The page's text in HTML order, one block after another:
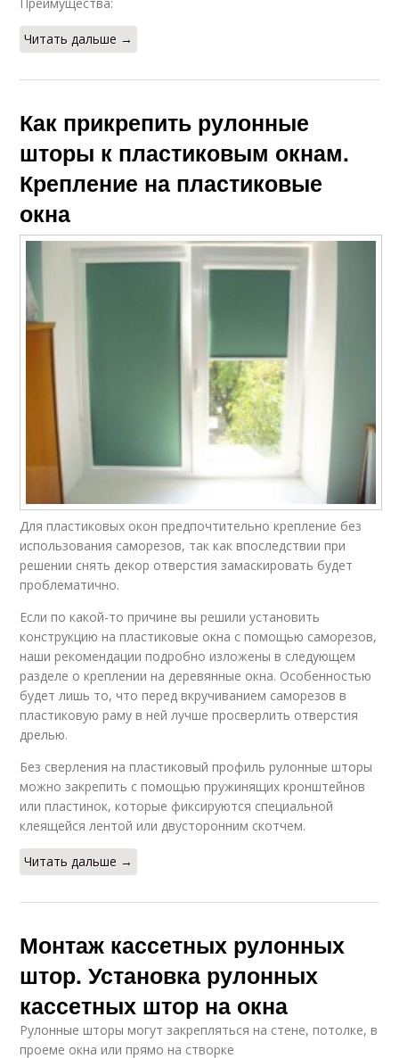
Читать дальше →
Как прикрепить рулонные
шторы к пластиковым окнам.
Крепление на пластиковые
окна
Для пластиковых окон предпочтительно крепление без
использования саморезов, так как впоследствии при
решении снять декор отверстия замаскировать будет
проблематично.
Если по какой-то причине вы решили установить
конструкцию на пластиковые окна с помощью саморезов,
наши рекомендации подробно изложены в следующем
разделе о креплении на деревянные окна. Особенностью
будет лишь то, что перед вкручиванием саморезов в
пластиковую раму в ней лучше просверлить отверстия
дрелью.
Без сверления на пластиковый профиль рулонные шторы
можно закрепить с помощью пружинящих кронштейнов
или пластинок, которые фиксируются специальной
клеящейся лентой или двусторонним скотчем.
Читать дальше →
Монтаж кассетных рулонных
штор. Установка рулонных
кассетных штор на окна
Рулонные шторы могут закрепляться на стене, потолке, в
проеме окна или прямо на створке